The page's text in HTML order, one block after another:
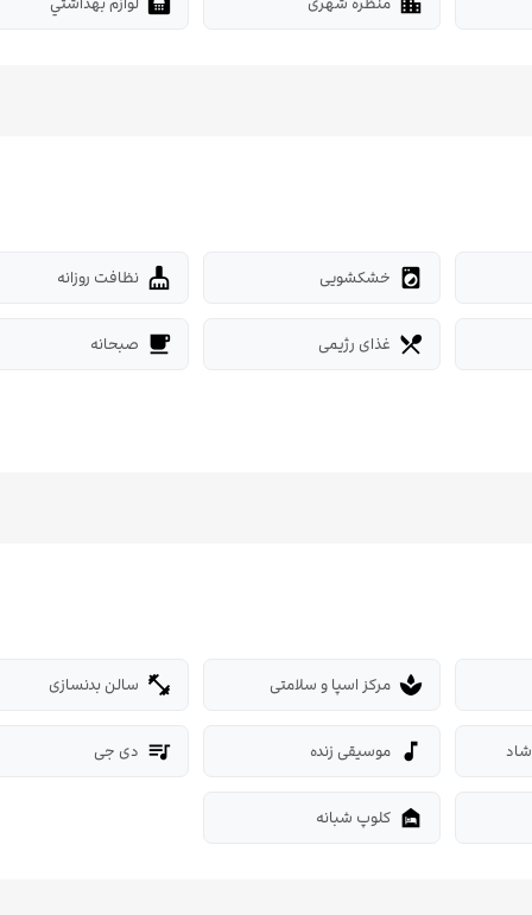
local_laundry_service خشکشویی cleaning_services نظافت روزانه
restaurant_menu غذای رژیمی free_breakfast صبحانه
spa مرکز اسپا و سلامتی fitness_center سالن بدنسازی
music_note موسیقی زنده queue_music دی جی
night_shelter کلوپ شبانه